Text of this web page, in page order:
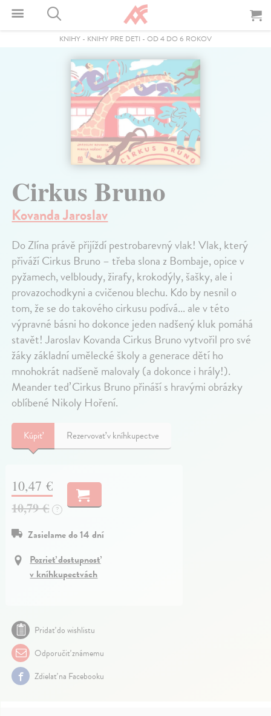
KNIHY - KNIHY PRE DETI - OD 4 DO 6 ROKOV
Cirkus Bruno
Kovanda Jaroslav
Do Zlína právě přijíždí pestrobarevný vlak! Vlak, který
přiváží Cirkus Bruno – třeba slona z Bombaje, opice v
pyžamech, velbloudy, žirafy, krokodýly, šašky, ale i
provazochodkyni a cvičenou blechu. Kdo by nesnil o
tom, že se do takového cirkusu podívá... ale v této
výpravné básni ho dokonce jeden nadšený kluk pomáhá
stavět! Jaroslav Kovanda Cirkus Bruno vytvořil pro své
žáky základní umělecké školy a generace dětí ho
mnohokrát nadšeně malovaly (a dokonce i hrály!).
Meander teď Cirkus Bruno přináší s hravými obrázky
oblíbené Nikoly Hoření.
Kúpiť Rezervovať v kníhkupectve
10,47 €
10,79 € ?
Zasielame do 14 dní
Pozrieť dostupnosť
v kníhkupectvách
Pridať do wishlistu
Odporučiť známemu
Zdielať na Facebooku